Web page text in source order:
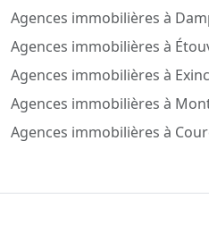
Agences immobilières à
Agences immobilières à
Agences immobilières à
Agences immobilières à
Agences immobilières à